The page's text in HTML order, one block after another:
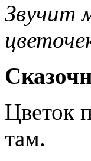
Звучит
Цветок
там.